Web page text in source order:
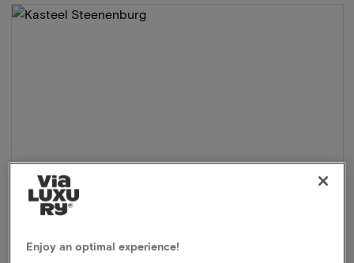
Kasteel Steenenburg★★★★
Enjoy an optimal experience!